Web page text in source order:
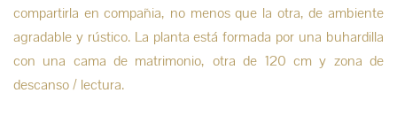
compartirla en compañia, no menos que la otra, de ambiente
agradable y rústico. La planta está formada por una buhardilla
con una cama de matrimonio, otra de 120 cm y zona de
descanso / lectura.